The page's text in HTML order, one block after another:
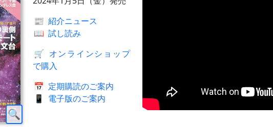
📰 紹介ニュース
📖 試し読み
🛒 オンラインショップ
で購入
📅 定期購読のご案内
📱
電子版のご案内